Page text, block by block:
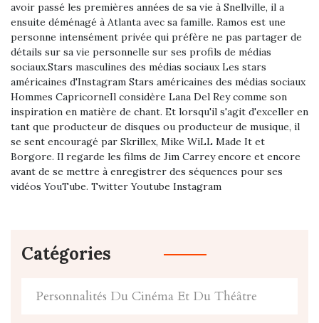
avoir passé les premières années de sa vie à Snellville, il a
ensuite déménagé à Atlanta avec sa famille. Ramos est une
personne intensément privée qui préfère ne pas partager de
détails sur sa vie personnelle sur ses profils de médias
sociaux.Stars masculines des médias sociaux Les stars
américaines d'Instagram Stars américaines des médias sociaux
Hommes CapricorneIl considère Lana Del Rey comme son
inspiration en matière de chant. Et lorsqu'il s'agit d'exceller en
tant que producteur de disques ou producteur de musique, il
se sent encouragé par Skrillex, Mike WiLL Made It et
Borgore. Il regarde les films de Jim Carrey encore et encore
avant de se mettre à enregistrer des séquences pour ses
vidéos YouTube. Twitter Youtube Instagram
Catégories
Personnalités Du Cinéma Et Du Théâtre